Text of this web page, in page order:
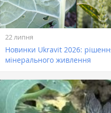
22 липня
Новинки Ukravit 2026:
мінерального живлення